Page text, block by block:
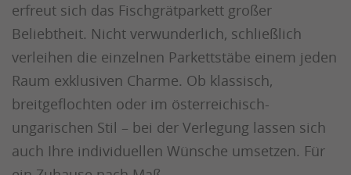
erfreut sich das Fischgrätparkett großer
Beliebtheit. Nicht verwunderlich, schließlich
verleihen die einzelnen Parkettstäbe einem jeden
Raum exklusiven Charme. Ob klassisch,
breitgeflochten oder im österreichisch-
ungarischen Stil – bei der Verlegung lassen sich
auch Ihre individuellen Wünsche umsetzen. Für